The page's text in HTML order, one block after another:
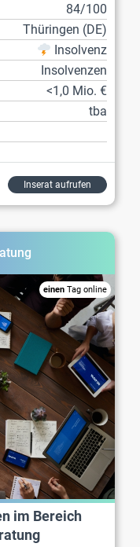
84/100
Thüringen (DE)
Insolvenz
Insolvenzen
<1,0 Mio. €
tba
Inserat aufrufen
einen Tag online
im Bereich